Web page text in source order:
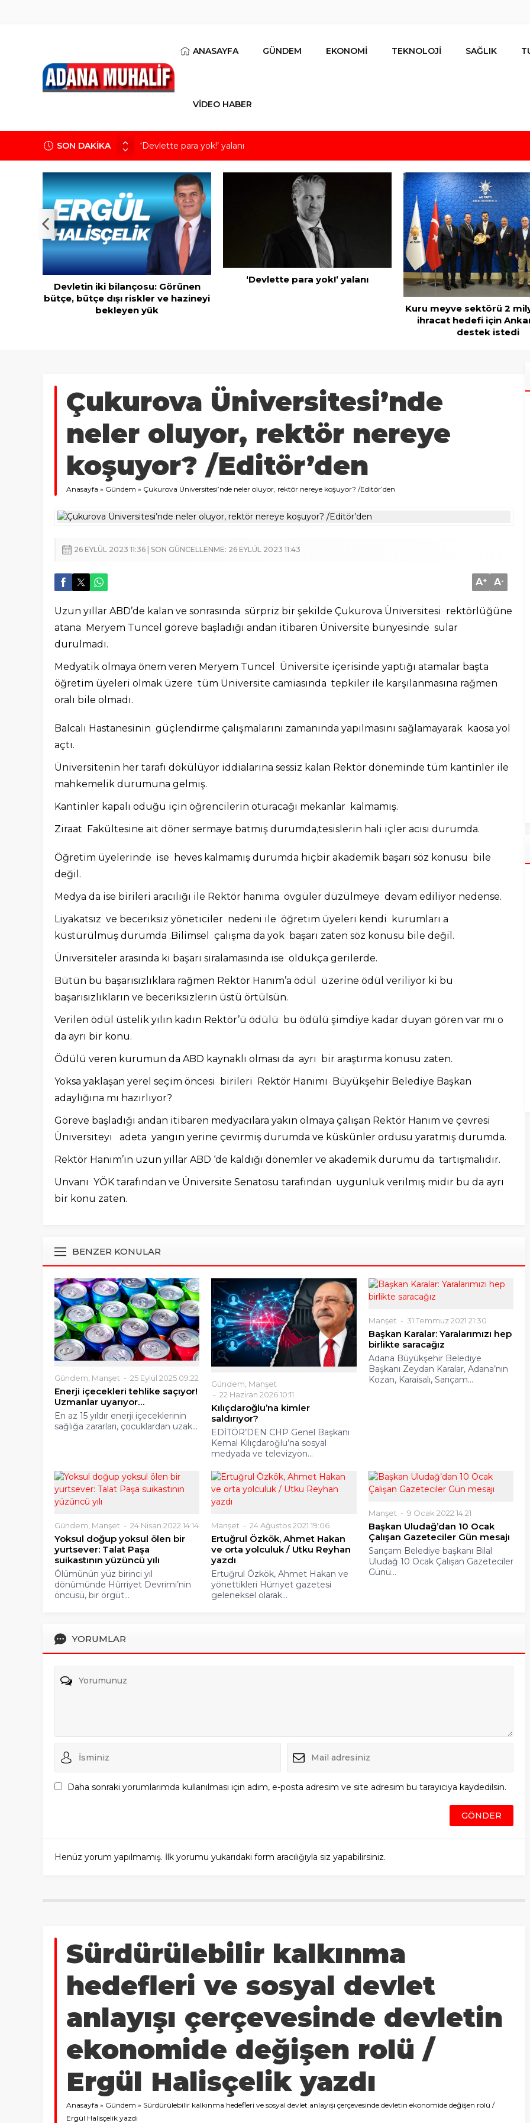
ANASAYFA GÜNDEM EKONOMİ TEKNOLOJİ SAĞLIK
VİDEO HABER
SON DAKİKA
‘Devlette para yok!’ yalanı
Kuru meyve sektörü 2 milyar dolar ihracat hedefi için Ankara’dan destek istedi
Mobilya ihracatında Avrupa ivmesi
Göz için “Akıllı Mercek” herkes için uygun mu?
Devletin iki bilançosu: Görünen bütçe, bütçe dışı riskler ve hazineyi bekleyen yük
Mobilya ihracatında
Çukurova Üniversitesi’nde
neler oluyor, rektör nereye
koşuyor? /Editör’den
Anasayfa » Gündem » Çukurova Üniversitesi’nde neler oluyor, rektör nereye koşuyor? /Editör’den
26 EYLÜL 2023 11:36 | SON GÜNCELLENME: 26 EYLÜL 2023 11:43
A+ A-
Uzun yıllar ABD’de kalan ve sonrasında sürpriz bir şekilde Çukurova Üniversitesi rektörlüğüne
atana Meryem Tuncel göreve başladığı andan itibaren Üniversite bünyesinde sular
durulmadı.
Medyatik olmaya önem veren Meryem Tuncel Üniversite içerisinde yaptığı atamalar başta
öğretim üyeleri olmak üzere tüm Üniversite camiasında tepkiler ile karşılanmasına rağmen
oralı bile olmadı.
Balcalı Hastanesinin güçlendirme çalışmalarını zamanında yapılmasını sağlamayarak kaosa yol
açtı.
Üniversitenin her tarafı dökülüyor iddialarına sessiz kalan Rektör döneminde tüm kantinler ile
mahkemelik durumuna gelmiş.
Kantinler kapalı oduğu için öğrencilerin oturacağı mekanlar kalmamış.
Ziraat Fakültesine ait döner sermaye batmış durumda,tesislerin hali içler acısı durumda.
Öğretim üyelerinde ise heves kalmamış durumda hiçbir akademik başarı söz konusu bile
değil.
Medya da ise birileri aracılığı ile Rektör hanıma övgüler düzülmeye devam ediliyor nedense.
Liyakatsız ve beceriksiz yöneticiler nedeni ile öğretim üyeleri kendi kurumları a
küstürülmüş durumda .Bilimsel çalışma da yok başarı zaten söz konusu bile değil.
Üniversiteler arasında ki başarı sıralamasında ise oldukça gerilerde.
Bütün bu başarısızlıklara rağmen Rektör Hanım’a ödül üzerine ödül veriliyor ki bu
başarısızlıkların ve beceriksizlerin üstü örtülsün.
Verilen ödül üstelik yılın kadın Rektör’ü ödülü bu ödülü şimdiye kadar duyan gören var mı o
da ayrı bir konu.
Ödülü veren kurumun da ABD kaynaklı olması da ayrı bir araştırma konusu zaten.
Yoksa yaklaşan yerel seçim öncesi birileri Rektör Hanımı Büyükşehir Belediye Başkan
adaylığına mı hazırlıyor?
Göreve başladığı andan itibaren medyacılara yakın olmaya çalışan Rektör Hanım ve çevresi
Üniversiteyi adeta yangın yerine çevirmiş durumda ve küskünler ordusu yaratmış durumda.
Rektör Hanım’ın uzun yıllar ABD ‘de kaldığı dönemler ve akademik durumu da tartışmalıdır.
Unvanı YÖK tarafından ve Üniversite Senatosu tarafından uygunluk verilmiş midir bu da ayrı
bir konu zaten.
BENZER KONULAR
Gündem Manşet 25 Eylül 2025 09:22
Enerji içecekleri tehlike saçıyor!
Uzmanlar uyarıyor…
En az 15 yıldır enerji içeceklerinin
sağlığa zararları, çocuklardan uzak...
Gündem Manşet
22 Haziran 2026 10:11
Kılıçdaroğlu’na kimler
saldırıyor?
EDİTÖR’DEN CHP Genel Başkanı
Kemal Kılıçdaroğlu’na sosyal
medyada ve televizyon...
Manşet 31 Temmuz 2021 21:30
Başkan Karalar: Yaralarımızı hep
birlikte saracağız
Adana Büyükşehir Belediye
Başkanı Zeydan Karalar, Adana’nın
Kozan, Karaisalı, Sarıçam...
Gündem Manşet 24 Nisan 2022 14:14
Yoksul doğup yoksul ölen bir
yurtsever: Talat Paşa
suikastının yüzüncü yılı
Ölümünün yüz birinci yıl
dönümünde Hürriyet Devrimi’nin
öncüsü, bir örgüt...
Manşet 24 Ağustos 2021 19:06
Ertuğrul Özkök, Ahmet Hakan
ve orta yolculuk / Utku Reyhan
yazdı
Ertuğrul Özkök, Ahmet Hakan ve
yönettikleri Hürriyet gazetesi
geleneksel olarak...
Manşet 9 Ocak 2022 14:21
Başkan Uludağ’dan 10 Ocak
Çalışan Gazeteciler Gün mesajı
Sarıçam Belediye başkanı Bilal
Uludağ 10 Ocak Çalışan Gazeteciler
Günü...
YORUMLAR
Daha sonraki yorumlarımda kullanılması için adım, e-posta adresim ve site adresim bu tarayıcıya kaydedilsin.
Henüz yorum yapılmamış. İlk yorumu yukarıdaki form aracılığıyla siz yapabilirsiniz.
Sürdürülebilir kalkınma
hedefleri ve sosyal devlet
anlayışı çerçevesinde devletin
ekonomide değişen rolü /
Ergül Halisçelik yazdı
Anasayfa » Gündem » Sürdürülebilir kalkınma hedefleri ve sosyal devlet anlayışı çerçevesinde devletin ekonomide değişen rolü /
Ergül Halisçelik yazdı